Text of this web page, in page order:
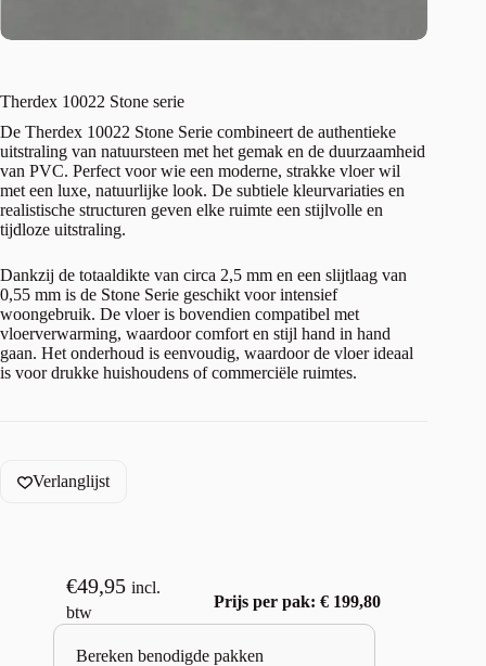
Therdex 10022 Stone serie
De Therdex 10022 Stone Serie combineert de authentieke
uitstraling van natuursteen met het gemak en de duurzaamheid
van PVC. Perfect voor wie een moderne, strakke vloer wil
met een luxe, natuurlijke look. De subtiele kleurvariaties en
realistische structuren geven elke ruimte een stijlvolle en
tijdloze uitstraling.
Dankzij de totaaldikte van circa 2,5 mm en een slijtlaag van
0,55 mm is de Stone Serie geschikt voor intensief
woongebruik. De vloer is bovendien compatibel met
vloerverwarming, waardoor comfort en stijl hand in hand
gaan. Het onderhoud is eenvoudig, waardoor de vloer ideaal
is voor drukke huishoudens of commerciële ruimtes.
Verlanglijst
€49,95 incl.
btw
Prijs per pak: € 199,80
Bereken benodigde pakken